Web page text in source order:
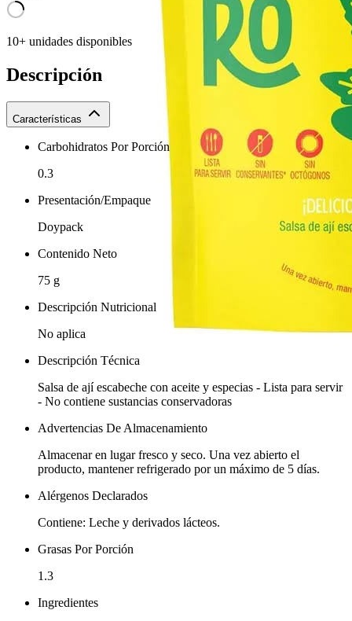
10+ unidades disponibles
Descripción
Características
Carbohidratos Por Porción
0.3
Presentación/Empaque
Doypack
Contenido Neto
75 g
Descripción Nutricional
No aplica
Descripción Técnica
Salsa de ají escabeche con aceite y especias - Lista para servir
- No contiene sustancias conservadoras
Advertencias De Almacenamiento
Almacenar en lugar fresco y seco. Una vez abierto el
producto, mantener refrigerado por un máximo de 5 días.
Alérgenos Declarados
Contiene: Leche y derivados lácteos.
Grasas Por Porción
1.3
Ingredientes